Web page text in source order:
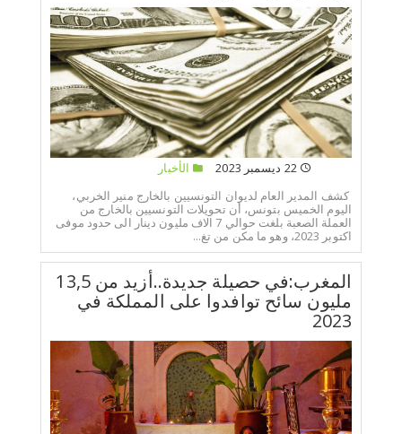
22 ديسمبر 2023
الأخبار
كشف المدير العام لديوان التونسيين بالخارج منير الخربي،
اليوم الخميس بتونس، أن تحويلات التونسيين بالخارج من
العملة الصعبة بلغت حوالي 7 الاف مليون دينار الى حدود موفى
اكتوبر 2023، وهو ما مكن من تغ...
المغرب:في حصيلة جديدة..أزيد من 13,5
مليون سائح توافدوا على المملكة في
2023